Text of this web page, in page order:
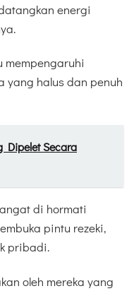
energi
mempengaruhi
yang halus dan penuh
Dipelet Secara
di hormati
pintu rezeki,
pribadi.
oleh mereka yang